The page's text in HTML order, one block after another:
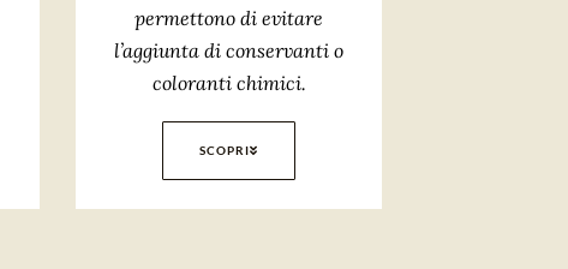
permettono di evitare
l’aggiunta di conservanti o
coloranti chimici.
SCOPRI